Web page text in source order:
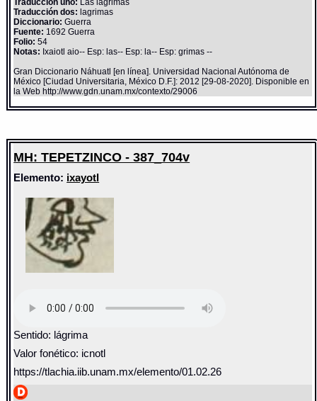
Traducción uno: Las lagrimas
Traducción dos: lagrimas
Diccionario:Guerra
Fuente: 1692 Guerra
Folio: 54
Notas: Ixaiotl aio-- Esp: las-- Esp: la-- Esp: grimas --
Gran Diccionario Náhuatl [en línea]. Universidad Nacional Autónoma de
México [Ciudad Universitaria, México D.F.]: 2012 [29-08-2020]. Disponible en
la Web http://www.gdn.unam.mx/contexto/29006
MH: TEPETZINCO - 387_704v
Elemento: ixayotl
Sentido: lágrima
Valor fonético: icnotl
https://tlachia.iib.unam.mx/elemento/01.02.26